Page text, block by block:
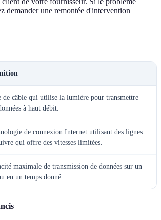
demander une remontée d'intervention
de câble qui utilise la lumière pour transmettre
à haut débit.
de connexion Internet utilisant des lignes
qui offre des vitesses limitées.
maximale de transmission de données sur un
en un temps donné.